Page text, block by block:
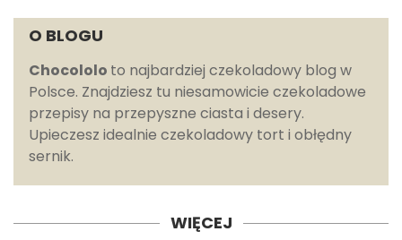
O BLOGU
Chocololo to najbardziej czekoladowy blog w
Polsce. Znajdziesz tu niesamowicie czekoladowe
przepisy na przepyszne ciasta i desery.
Upieczesz idealnie czekoladowy tort i obłędny
sernik.
WIĘCEJ